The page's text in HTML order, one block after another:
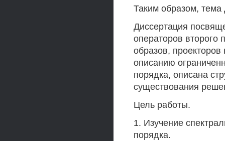
Таким образом, тема
Диссертация
операторов второго
образов,
описанию
порядка, описана
существования
Цель работы.
1. Изучение
порядка.